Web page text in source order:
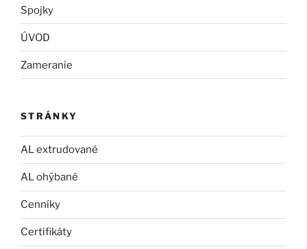
Spojky
ÚVOD
Zameranie
STRÁNKY
AL extrudované
AL ohýbané
Cenníky
Certifikáty